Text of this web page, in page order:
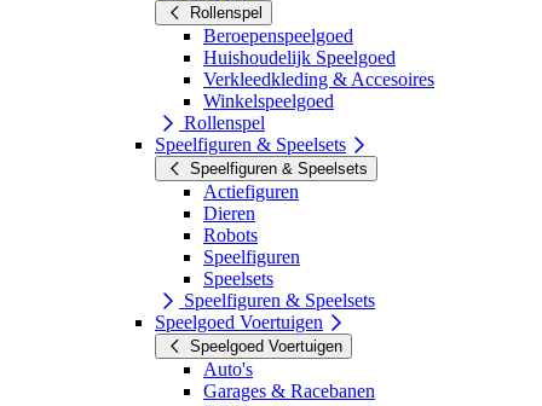
Rollenspel
Beroepenspeelgoed
Huishoudelijk Speelgoed
Verkleedkleding & Accesoires
Winkelspeelgoed
Rollenspel
Speelfiguren & Speelsets
Speelfiguren & Speelsets
Actiefiguren
Dieren
Robots
Speelfiguren
Speelsets
Speelfiguren & Speelsets
Speelgoed Voertuigen
Speelgoed Voertuigen
Auto's
Garages & Racebanen